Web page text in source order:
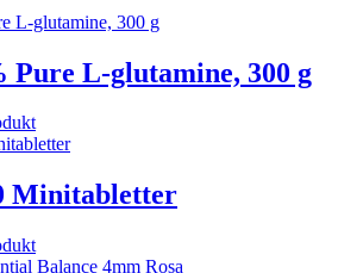
Pure L-glutamine, 300 g
Minitabletter